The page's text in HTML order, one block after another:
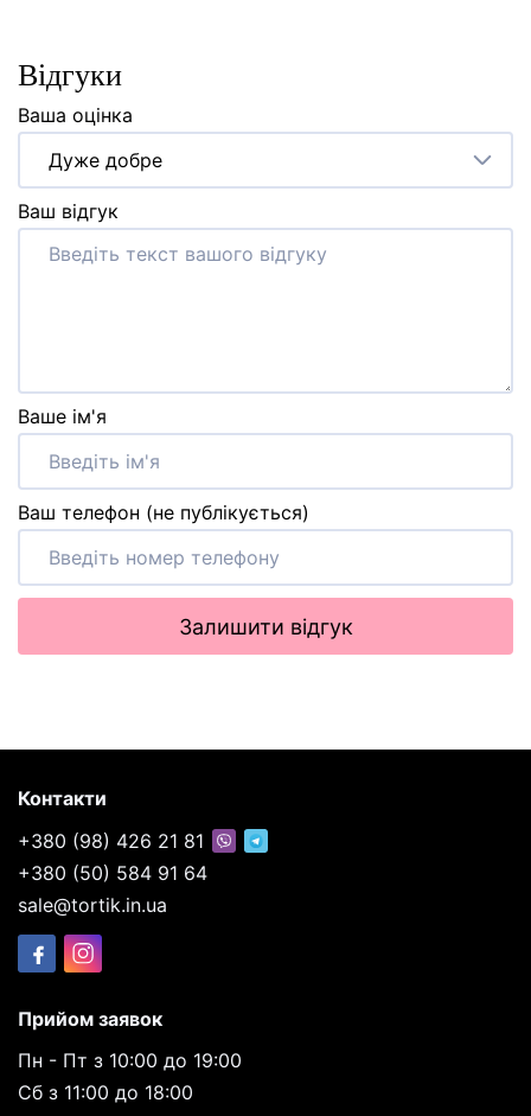
Відгуки
Ваша оцінка
Дуже добре
Ваш відгук
Ваше ім'я
Ваш телефон (не публікується)
Залишити відгук
Контакти
+380 (98) 426 21 81
+380 (50) 584 91 64
sale@tortik.in.ua
Прийом заявок
Пн - Пт з 10:00 до 19:00
Сб з 11:00 до 18:00